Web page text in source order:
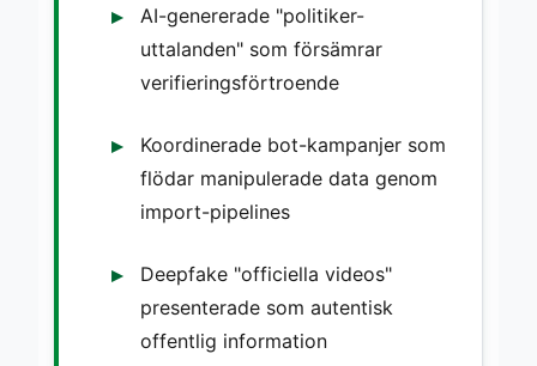
AI-genererade "politiker-
uttalanden" som försämrar
verifieringsförtroende
Koordinerade bot-kampanjer som
flödar manipulerade data genom
import-pipelines
Deepfake "officiella videos"
presenterade som autentisk
offentlig information